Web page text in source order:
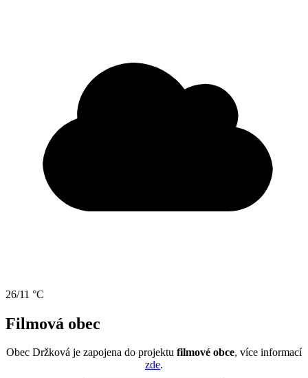
26/11 °C
Filmová obec
Obec Držková je zapojena do projektu filmové obce, více informací
zde.